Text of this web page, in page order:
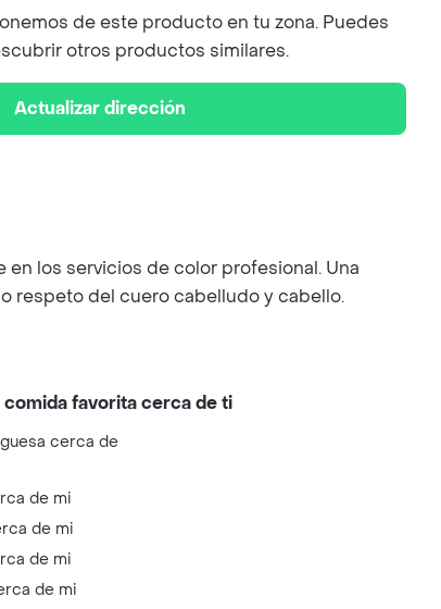
de este producto en tu zona. Puedes
otros productos similares.
Actualizar dirección
los servicios de color profesional. Una
respeto del cuero cabelludo y cabello.
comida favorita cerca de ti
cerca de
de mi
de mi
de mi
de mi